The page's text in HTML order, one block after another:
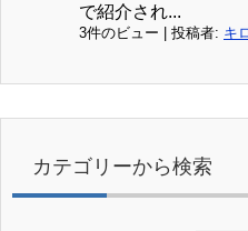
で紹介され...
3件のビュー | 投稿者: キ
カテゴリーから検索